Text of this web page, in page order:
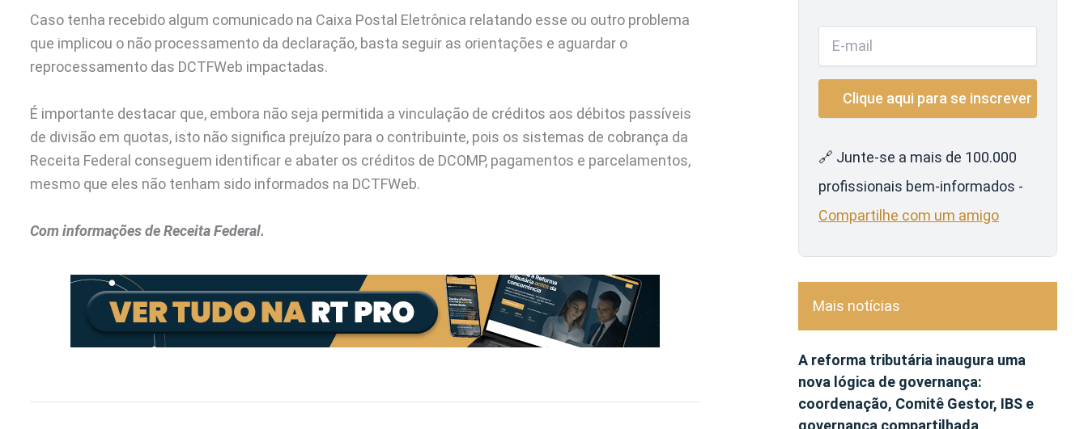
Caso tenha recebido algum comunicado na Caixa Postal Eletrônica relatando esse ou outro problema
que implicou o não processamento da declaração, basta seguir as orientações e aguardar o
reprocessamento das DCTFWeb impactadas.
É importante destacar que, embora não seja permitida a vinculação de créditos aos débitos passíveis
de divisão em quotas, isto não significa prejuízo para o contribuinte, pois os sistemas de cobrança da
Receita Federal conseguem identificar e abater os créditos de DCOMP, pagamentos e parcelamentos,
mesmo que eles não tenham sido informados na DCTFWeb.
Com informações de Receita Federal.
🔗 Junte-se a mais de 100.000
profissionais bem-informados -
Compartilhe com um amigo
Mais notícias
A reforma tributária inaugura uma
nova lógica de governança:
coordenação, Comitê Gestor, IBS e
governança compartilhada